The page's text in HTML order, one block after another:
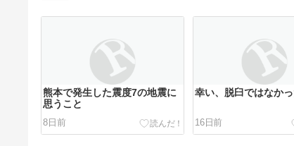
熊本で発生した震度7の地震に
思うこと
8日前
幸い、脱臼ではなかっ
16日前